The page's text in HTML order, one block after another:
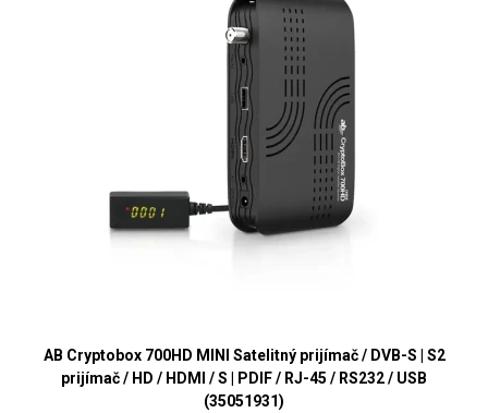
AB Cryptobox 700HD MINI Satelitný prijímač / DVB-S | S2
prijímač / HD / HDMI / S | PDIF / RJ-45 / RS232 / USB
(35051931)